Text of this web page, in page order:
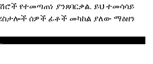
የተመጣጠነ ያንጸባርቃል. ይህ ተመሳሳይ
ሰዎች ፊቶች መካከል ያለው ማዕዘን